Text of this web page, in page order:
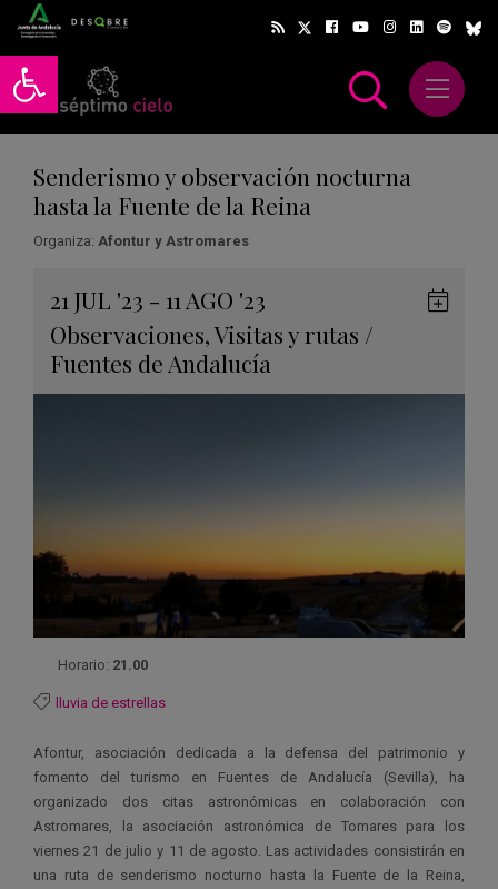
Abrir barra de herramientas
Abrir
Senderismo y observación nocturna
hasta la Fuente de la Reina
Organiza: Afontur y Astromares
21 JUL '23 - 11 AGO '23
Observaciones,Visitas y rutas /
Fuentes de Andalucía
Horario: 21.00
lluvia de estrellas
Afontur, asociación dedicada a la defensa del patrimonio y
fomento del turismo en Fuentes de Andalucía (Sevilla), ha
organizado dos citas astronómicas en colaboración con
Astromares, la asociación astronómica de Tomares para los
viernes 21 de julio y 11 de agosto. Las actividades consistirán en
una ruta de senderismo nocturno hasta la Fuente de la Reina,